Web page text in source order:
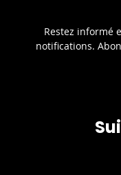
Restez informé
notifications.